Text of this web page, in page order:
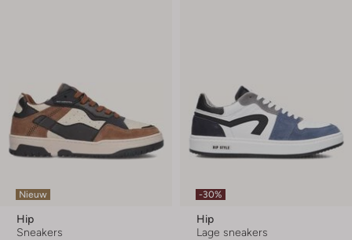
Nieuw
Hip
Sneakers
-30%
Hip
Lage sneakers